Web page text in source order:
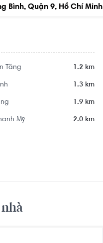
Bình, Quận 9, Hồ Chí Minh
Tăng 1.2 km
1.3 km
1.9 km
Mỹ 2.0 km